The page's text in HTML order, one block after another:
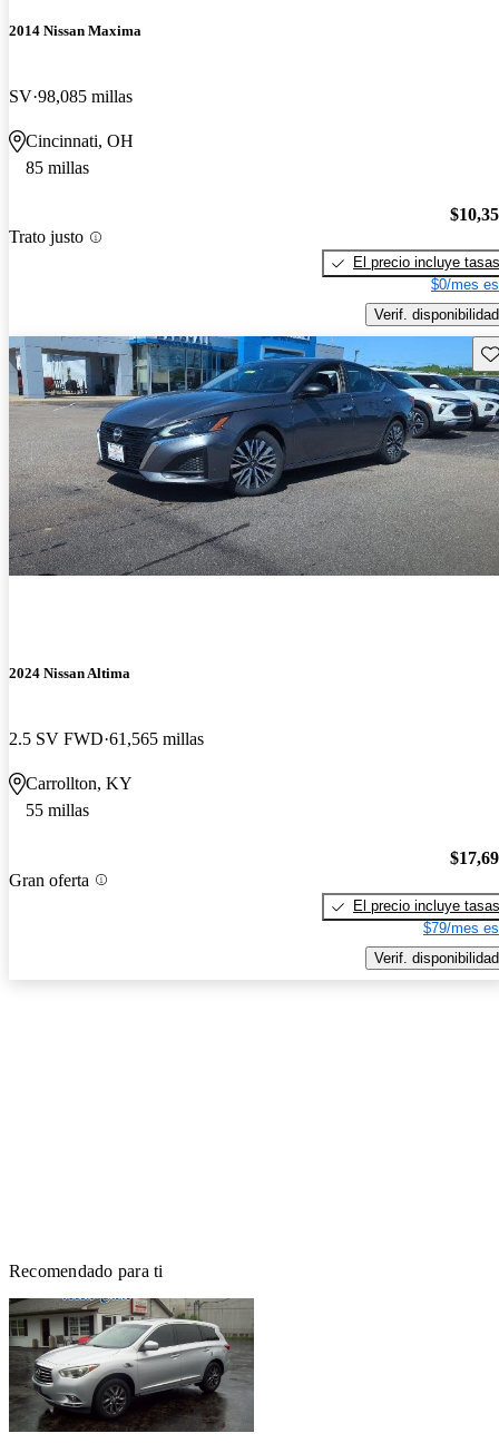
2014 Nissan Maxima
SV 98,085 millas
Cincinnati, OH
85 millas
Trato justo
El precio incluye tasas
$0/mes
Verif. disponibilidad
2024 Nissan Altima
2.5 SV FWD 61,565 millas
Carrollton, KY
55 millas
Gran oferta
El precio incluye tasas
$79/mes
Verif. disponibilidad
Recomendado para ti